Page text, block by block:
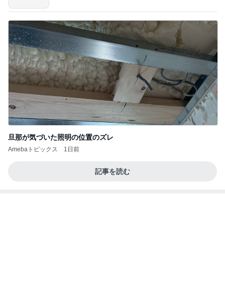
旦那が気づいた照明の位置のズレ
Amebaトピックス 1日前
記事を読む